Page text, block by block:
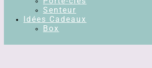
Senteur
Idées Cadeaux
Box